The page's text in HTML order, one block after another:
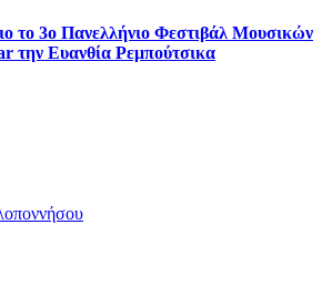
το 3ο Πανελλήνιο Φεστιβάλ Μουσικών
την Ευανθία Ρεμπούτσικα